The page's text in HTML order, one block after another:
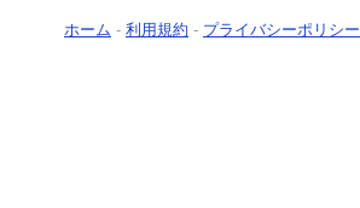
ホーム - 利用規約 - プライバシーポリシー